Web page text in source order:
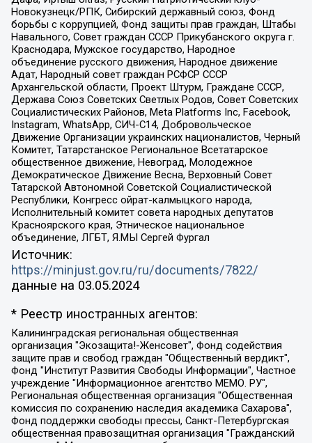
Новокузнецк/РПК, Сибирский державный союз, Фонд
борьбы с коррупцией, Фонд защиты прав граждан, Штабы
Навального, Совет граждан СССР Прикубанского округа г.
Краснодара, Мужское государство, Народное
объединение русского движения, Народное движение
Адат, Народный совет граждан РСФСР СССР
Архангельской области, Проект Штурм, Граждане СССР,
Держава Союз Советских Светлых Родов, Совет Советских
Социалистических Районов, Meta Platforms Inc, Facebook,
Instagram, WhatsApp, СИЧ-С14, Добровольческое
Движение Организации украинских националистов, Черный
Комитет, Татарстанское Региональное Всетатарское
общественное движение, Невоград, Молодежное
Демократическое Движение Весна, Верховный Совет
Татарской Автономной Советской Социалистической
Республики, Конгресс ойрат-калмыцкого народа,
Исполнительный комитет совета народных депутатов
Красноярского края, Этническое национальное
объединение, ЛГБТ, Я.МЫ Сергей Фургал
Источник:
https://minjust.gov.ru/ru/documents/7822/
данные на 03.05.2024
* Реестр иностранных агентов:
Калининградская региональная общественная организация "Экозащита!-Женсовет", Фонд содействия защите прав и свобод граждан "Общественный вердикт", Фонд "Институт Развития Свободы Информации", Частное учреждение "Информационное агентство МЕМО. РУ", Региональная общественная организация "Общественная комиссия по сохранению наследия академика Сахарова", Фонд поддержки свободы прессы, Санкт-Петербургская общественная правозащитная организация "Гражданский контроль", Межрегиональная общественная организация "Информационно-просветительский центр "Мемориал", Региональный Фонд "Центр Защиты Прав Средств Массовой Информации", с 05.12.2023 Фонд "Центр Защиты Прав Средств массовой информации", Региональная общественная благотворительная организация помощи беженцам и мигрантам "Гражданское содействие", Негосударственное образовательное учреждение дополнительного профессионального образования (повышение квалификации) специалистов "АКАДЕМИЯ ПО ПРАВАМ ЧЕЛОВЕКА", Свердловская региональная общественная организация "Сутяжник", Автономная некоммерческая организация "Центр независимых социологических исследований", Союз общественных объединений "Российский исследовательский центр по правам человека", Региональное общественное учреждение научно-информационный центр "МЕМОРИАЛ", Некоммерческая организация "Фонд защиты гласности", Автономная некоммерческая организация "Институт прав человека", Городская общественная организация "Екатеринбургское общество "МЕМОРИАЛ", Городская общественная организация "Рязанское историко-просветительское и правозащитное общество "Мемориал" (Рязанский Мемориал), Челябинский региональный орган общественной самодеятельности – женское общественное объединение "Женщины Евразии", Челябинский региональный орган общественной самодеятельности "Уральская правозащитная группа", Фонд содействия защите здоровья и социальной справедливости имени Андрея Рылькова, Автономная Некоммерческая Организация "Аналитический Центр Юрия Левады", Автономная некоммерческая организация социальной поддержки населения "Проект Апрель", Региональная общественная организация помощи женщинам и детям, находящимся в кризисной ситуации "Информационно-методический центр "Анна", Фонд содействия развитию массовых коммуникаций и правовому просвещению "Так-так-Так", Фонд содействия устойчивому развитию "Серебряная тайга", Свердловский региональный общественный фонд социальных проектов "Новое время", "Idel.Реалии", Кавказ.Реалии, Крым.Реалии, Телеканал Настоящее Время, Татаро-башкирская служба Радио Свобода (Azatliq Radiosi), Радио Свободная Европа/Радио Свобода (PCE/PC), "Сибирь.Реалии", "Фактограф", Благотворительный фонд помощи осужденным и их семьям, Автономная некоммерческая организация "Институт глобализации и социальных движений", Фонд "В защиту прав заключенных", Частное учреждение "Центр поддержки и содействия развитию средств массовой информации", Пензенский региональный общественный благотворительный фонд "Гражданский союз", "Север.Реалии", Некоммерческая организация Фонд "Правовая инициатива", Общество с ограниченной ответственностью "Радио Свободная Европа/Радио Свобода", Чешское информационное агентство "MEDIUM-ORIENT", Красноярская региональная общественная организация "Мы против СПИДа", Камалягин Денис Николаевич, Маркелов Сергей Евгеньевич, Пономарев Лев Александрович, Савицкая Людмила Алексеевна, Автономная некоммерческая организация "Центр по работе с проблемой насилия "НАСИЛИЮ.НЕТ", Межрегиональный профессиональный союз работников здравоохранения "Альянс врачей", Юридическое лицо, зарегистрированное в Латвийской Республике, SIA "Medusa Project" (регистрационный номер 40103797863, дата регистрации 10.06.2014), Некоммерческая организация "Фонд по борьбе с коррупцией", Автономная некоммерческая организация "Институт права и публичной политики", Баданин Роман Сергеевич, Гликин Максим Александрович, Железнова Мария Михайловна, Лукьянова Юлия Сергеевна, Маетная Елизавета Витальевна, Маняхин Петр Борисович, Чуракова Ольга Владимировна, Ярош Юлия Петровна, Юридическое лицо "The Insider SIA", зарегистрированное в Риге, Латвийская Республика (дата регистрации 26.06.2015), являющееся администратором доменного имени интернет-издания "The Insider SIA", https://theins.ru, Постернак Алексей Евгеньевич, Рубин Михаил Аркадьевич, Анин Роман Александрович, Юридическое лицо Istories fonds, зарегистрированное в Латвийской Республике (регистрационный номер 50008295751, дата регистрации 24.02.2020), Великовский Дмитрий Александрович, Долинина Ирина Николаевна, Мароховская Алеся Алексеевна, Шлейнов Роман Юрьевич, Шмагун Олеся Валентиновна, Общество с ограниченной ответственностью "Альтаир 2021", Общество с ограниченной ответственностью "Вега 2021", Общество с ограниченной ответственностью "Главный редактор 2021", Общество с ограниченной ответственностью "Ромашки монолит", Важенков Артем Валерьевич, Ивановская областная общественная организация "Центр гендерных исследований", Гурман Юрий Альбертович, Медиапроект "ОВД-Инфо", Егоров Владимир Владимирович, Жилинский Владимир Александрович, Общество с ограниченной ответственностью "ЗП", Иванова София Юрьевна, Карезина Инна Павловна, Кильтау Екатерина Викторовна, Петров Алексей Викторович, Пискунов Сергей Евгеньевич, Смирнов Сергей Сергеевич, Тихонов Михаил Сергеевич, Общество с ограниченной ответственностью "ЖУРНАЛИСТ-ИНОСТРАННЫЙ АГЕНТ", Арапова Галина Юрьевна, Вольтская Татьяна Анатольевна, Американская компания "Mason G.E.S. Anonymous Foundation" (США), являющаяся владельцем интернет-издания https://mnews.world/, Компания "Stichting Bellingcat", зарегистрированная в Нидерландах (дата регистрации 11.07.2018), Захаров Андрей Вячеславович, Клепиковская Екатерина Дмитриевна, Общество с ограниченной ответственностью "МЕМО", Перл Роман Александрович, Симонов Евгений Алексеевич, Соловьева Елена Анатольевна, Сотников Даниил Владимирович, Сурначева Елизавета Дмитриевна, Автономная некоммерческая организация по защите прав человека и информированию населения "Якутия – Наше Мнение", Общество с ограниченной ответственностью "Москоу диджитал медиа", с 26.01.2023 Общество с ограниченной ответственностью "Чайка Белые сады", Ветошкина Валерия Валерьевна, Заговора Максим Александрович, Межрегиональное общественное движение "Российская ЛГБТ - сеть", Оленичев Максим Владимирович, Павлов Иван Юрьевич, Скворцова Елена Сергеевна, Общество с ограниченной ответственностью "Как бы инагент", Кочетков Игорь Викторович, Общество с ограниченной ответственностью "Честные выборы", Еланчик Олег Александрович, Общество с ограниченной ответственностью "Нобелевский призыв", Гималова Регина Эмилевна, Григорьев Андрей Валерьевич, Григорьева Алина Александровна, Ассоциация по содействию защите прав призывников, альтернативнослужащих и военнослужащих "Правозащитная группа "Гражданин.Армия.Право", Хисамова Регина Фаритовна, Автономная некоммерческая организация по реализации социально-правовых программ "Лилит", Дальневосточное общественное движение "Маяк", Санкт-Петербургская ЛГБТ-инициативная группа "Выход", Инициативная группа ЛГБТ+ "Реверс", Алексеев Андрей Викторович, Бекбулатова Таисия Львовна, Беляев Иван Михайлович, Владыкина Елена Сергеевна, Гельман Марат Александрович, Никульшина Вероника Юрьевна, Толоконникова Надежда Андреевна, Шендерович Виктор Анатольевич, Общество с ограниченной ответственностью "Данное сообщение", Общество с ограниченной ответственностью Издательский дом "Новая глава", Айнбиндер Александра Александровна, Московский комьюнити-центр для ЛГБТ+инициатив, Благотворительный фонд развития филантропии, Deutsche Welle (Германия, Kurt-Schumacher-Strasse 3, 53113 Bonn), Борзунова Мария Михайловна, Воробьев Виктор Викторович, Голубева Анна Львовна, Константинова Алла Михайловна, Малкова Ирина Владимировна, Мурадов Мурад Абдулгалимович, Осетинская Елизавета Николаевна, Понасенков Евгений Николаевич, Ганапольский Матвей Юрьевич, Киселев Евгений Алексеевич, Борухович Ирина Григорьевна, Дремин Иван Тимофеевич, Дубровский Дмитрий Викторович, Красноярская региональная общественная организация поддержки и развития альтернативных образовательных технологий и межкультурных коммуникаций "ИНТЕРРА", Маяковская Екатерина Алексеевна, Фейгин Марк Захарович, Филимонов Андрей Викторович, Дзугкоева Регина Николаевна, Доброхотов Роман Александрович, Дудь Юрий Александрович, Елкин Сергей Владимирович, Кругликов Кирилл Игоревич, Сабунаева Мария Леонидовна, Семенов Алексей Владимирович, Шаинян Карен Багратович, Шульман Екатерина Михайловна, Асафьев Артур Валерьевич, Вахштайн Виктор Семенович, Венедиктов Алексей Алексеевич, Лушникова Екатерина Евгеньевна, Волков Леонид Михайлович, Невзоров Александр Глебович, Пархоменко Сергей Борисович, Сироткин Ярослав Николаевич, Кара-Мурза Владимир Владимирович, Баранова Наталья Владимировна, Гозман Леонид Яковлевич, Кагарлицкий Борис Юльевич, Климарев Михаил Валерьевич, Милов Владимир Станиславович, Автономная некоммерческая организация Краснодарский центр современного искусства "Типография", Моргенштерн Алишер Тагирович, Соболь Любовь Эдуардовна, Общество с ограниченной ответственностью "ЛИЗА НОРМ", Каспаров Гарри Кимович, Ходорковский Михаил Борисович, Общество с ограниченной ответственностью "Апрельские тезисы", Данилович Ирина Брониславовна, Кашин Олег Владимирович, Петров Николай Владимирович, Пивоваров Алексей Владимирович, Соколов Михаил Владимирович, Цветкова Юлия Владимировна, Чичваркин Евгений Александрович, Комитет против пыток/Команда против пыток, Общество с ограниченной ответственностью "Первый научный", Общество с ограниченной ответственностью "Вертолет и ко", Белоцерковская Вероника Борисовна, Кац Максим Евгеньевич, Лазарева Татьяна Юрьевна, Шаведдинов Руслан Табризович, Яшин Илья Валерьевич, Общество с ограниченной ответственностью "Иноагент ААВ", Алешковский Дмитрий Петрович, Альбац Евгения Марковна, Быков Дмитрий Львович, Галямина Юлия Евгеньевна, Лойко Сергей Леонидович, Мартынов Кирилл Константинович, Медведев Сергей Александрович, Крашенинников Федор Геннадиевич, Гордеева Катерина Вл